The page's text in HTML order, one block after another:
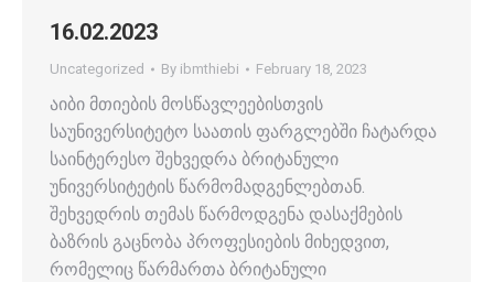
16.02.2023
Uncategorized By ibmthiebi February 18, 2023
აიბი მთიების მოსწავლეებისთვის
საუნივერსიტეტო საათის ფარგლებში ჩატარდა
საინტერესო შეხვედრა ბრიტანული
უნივერსიტეტის წარმომადგენლებთან.
შეხვედრის თემას წარმოდგენა დასაქმების
ბაზრის გაცნობა პროფესიების მიხედვით,
რომელიც წარმართა ბრიტანული